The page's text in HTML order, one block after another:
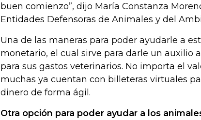
buen comienzo”, dijo María Constanza
Entidades Defensoras de Animales y del
Una de las maneras para poder ayudarle a
monetario, el cual sirve para darle un auxilio
para sus gastos veterinarios. No importa el
muchas ya cuentan con billeteras virtuales
dinero de forma ágil.
Otra opción para poder ayudar a los